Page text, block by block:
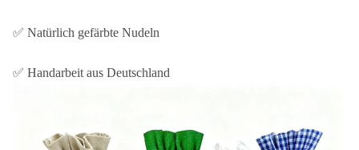
✅ Natürlich gefärbte Nudeln
✅ Handarbeit aus Deutschland